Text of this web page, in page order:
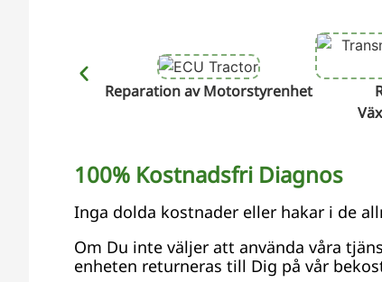
Reparation av Motorstyrenhet
100% Kostnadsfri Diagnos
Inga dolda kostnader eller hakar i de
Om Du inte väljer att använda våra
enheten returneras till Dig på vår